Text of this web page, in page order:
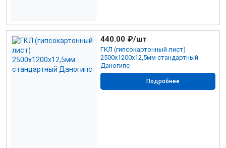
ГКЛ (гипсокартонный лист)
2500х1200х12,5мм стандартный
Даногипс
440.00 ₽/шт
Подробнее